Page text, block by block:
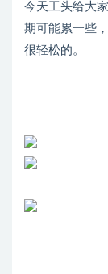
今天工头给大
期可能累一些
很轻松的。